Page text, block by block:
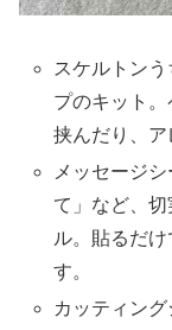
スケルトン
プのキット
挟んだり、ア
メッセージ
て」など、
ル。貼るだ
す。
カッティン